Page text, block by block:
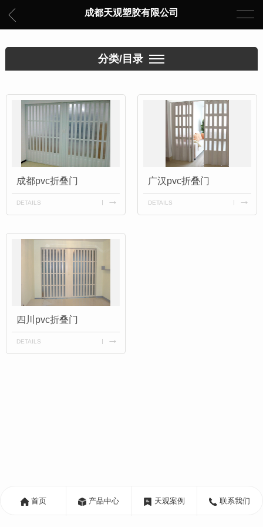
成都天观塑胶有限公司
分类/目录
成都pvc折叠门
DETAILS
广汉pvc折叠门
DETAILS
四川pvc折叠门
DETAILS
首页 产品中心 天观案例 联系我们